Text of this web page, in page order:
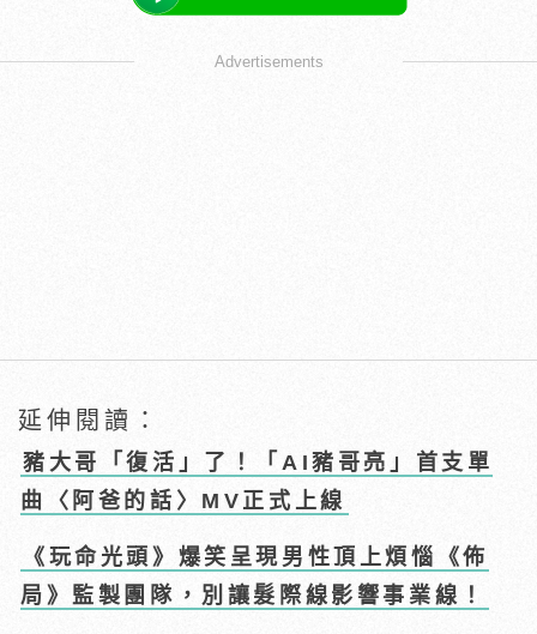
Advertisements
延伸閱讀：
豬大哥「復活」了！「AI豬哥亮」首支單
曲〈阿爸的話〉MV正式上線
《玩命光頭》爆笑呈現男性頂上煩惱《佈
局》監製團隊，別讓髮際線影響事業線！